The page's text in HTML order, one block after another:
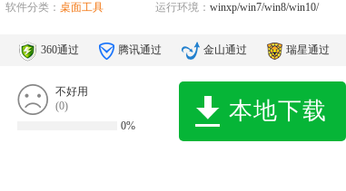
软件分类： 桌面工具 运行环境： winxp/win7/win8/win10/
360通过 腾讯通过 金山通过 瑞星通过
不好用
(0)
0%
本地下载